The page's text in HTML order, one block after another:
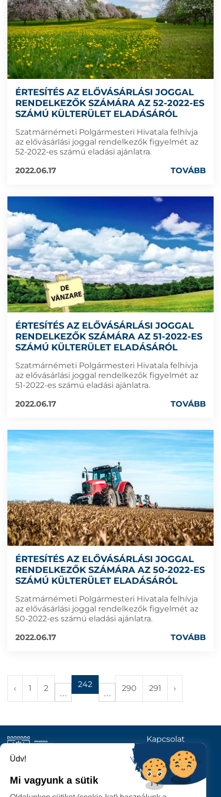
ÉRTESÍTÉS AZ ELŐVÁSÁRLÁSI JOGGAL
RENDELKEZŐK SZÁMÁRA AZ 52-2022-ES
SZÁMÚ KÜLTERÜLET ELADÁSÁRÓL
Szatmárnémeti Polgármesteri Hivatala felhívja
az elővásárlási joggal rendelkezők figyelmét az
52-2022-es számú eladási ajánlatra.
2022.06.17
TOVÁBB
ÉRTESÍTÉS AZ ELŐVÁSÁRLÁSI JOGGAL
RENDELKEZŐK SZÁMÁRA AZ 51-2022-ES
SZÁMÚ KÜLTERÜLET ELADÁSÁRÓL
Szatmárnémeti Polgármesteri Hivatala felhívja
az elővásárlási joggal rendelkezők figyelmét az
51-2022-es számú eladási ajánlatra.
2022.06.17
TOVÁBB
ÉRTESÍTÉS AZ ELŐVÁSÁRLÁSI JOGGAL
RENDELKEZŐK SZÁMÁRA AZ 50-2022-ES
SZÁMÚ KÜLTERÜLET ELADÁSÁRÓL
Szatmárnémeti Polgármesteri Hivatala felhívja
az elővásárlási joggal rendelkezők figyelmét az
50-2022-es számú eladási ajánlatra.
2022.06.17
TOVÁBB
‹ 1 2 242 290 291 ›
Kapcsolat
KÖVESSENEK
Üdv!
Mi vagyunk a sütik